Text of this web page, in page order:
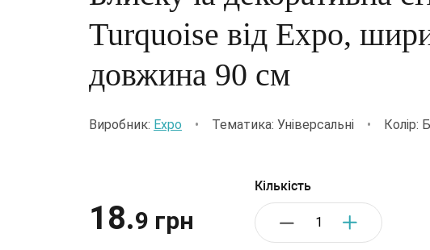
Turquoise від Expo,
довжина 90 см
Виробник: Expo • Тематика: Універсальні • Колір:
18.9 грн
Кількість